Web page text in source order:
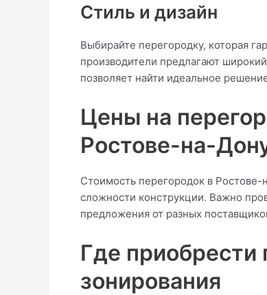
Стиль и дизайн
Выбирайте перегородку, которая
производители предлагают
позволяет найти идеальное
Цены на
Ростове-на-
Стоимость перегородок в Ростове-
сложности конструкции. Важно
предложения от разных
Где приобрести
зонирования